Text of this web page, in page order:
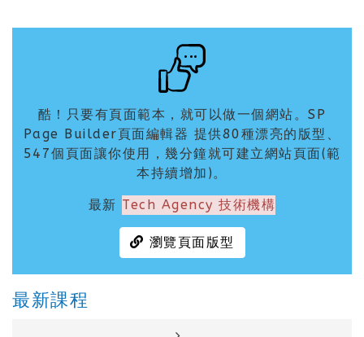
酷！只要有頁面範本，就可以做一個網站。SP
Page Builder頁面編輯器 提供80種漂亮的版型、
547個頁面讓你使用，幾分鐘就可建立網站頁面(範
本持續增加)。
最新 Tech Agency 技術機構
瀏覽頁面版型
最新課程